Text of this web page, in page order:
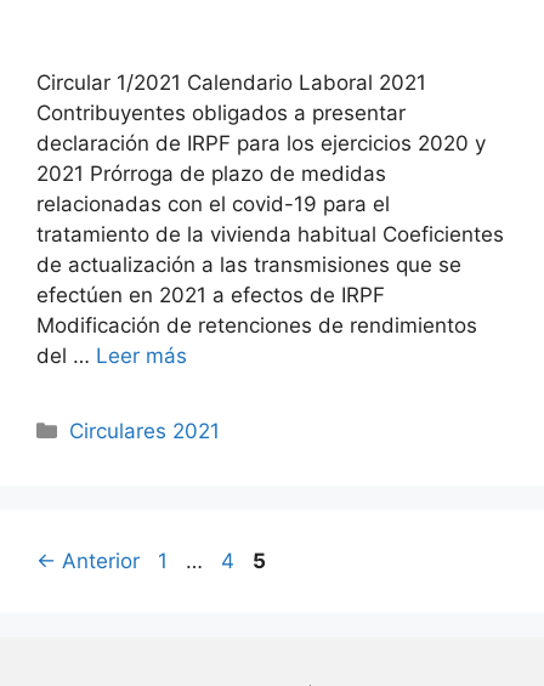
Circular 1/2021 Calendario Laboral 2021
Contribuyentes obligados a presentar
declaración de IRPF para los ejercicios 2020 y
2021 Prórroga de plazo de medidas
relacionadas con el covid-19 para el
tratamiento de la vivienda habitual Coeficientes
de actualización a las transmisiones que se
efectúen en 2021 a efectos de IRPF
Modificación de retenciones de rendimientos
del … Leer más
Circulares 2021
← Anterior 1 … 4 5